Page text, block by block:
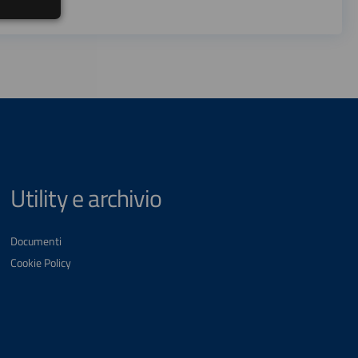
Utility e archivio
Documenti
Cookie Policy